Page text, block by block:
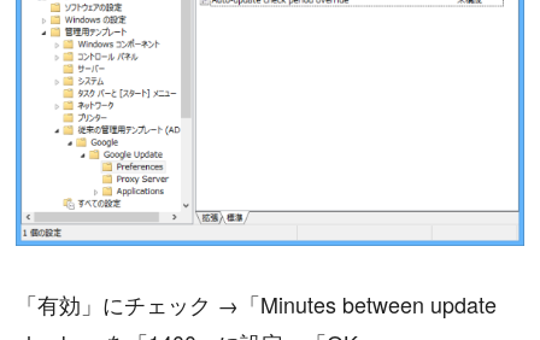
「有効」にチェック →「Minutes between update